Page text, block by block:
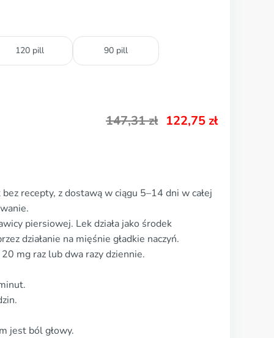
120 pill 90 pill
147,31zł 122,75 zł
recepty, z dostawą w ciągu 5–14 dni w całej
piersiowej. Lek działa jako środek
działanie na mięśnie gładkie naczyń.
mg raz lub dwa razy dziennie.
jest ból głowy.